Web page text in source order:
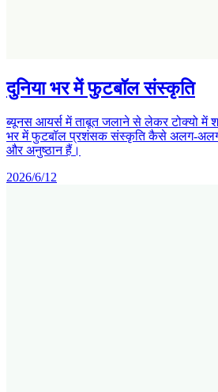
दुनिया भर में फुटबॉल संस्कृति
ब्यूनस आयर्स में ताबूत जलाने से लेकर टोक्यो में
भर में फुटबॉल प्रशंसक संस्कृति कैसे अलग-अलग
और अनुष्ठान हैं।
2026/6/12